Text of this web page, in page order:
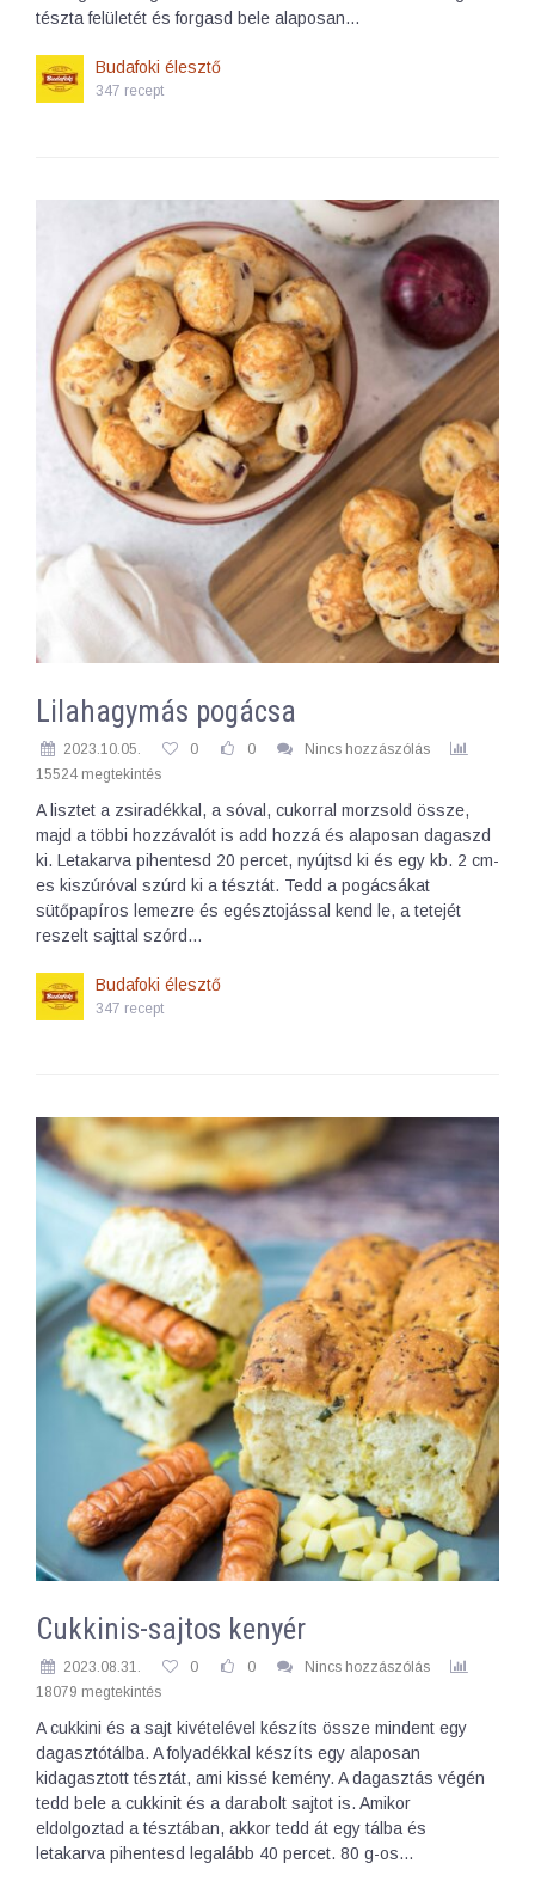
tészta felületét és forgasd bele alaposan…
Budafoki élesztő
347 recept
Lilahagymás pogácsa
2023.10.05. 0 0
Nincs hozzászólás
15524 megtekintés
A lisztet a zsiradékkal, a sóval, cukorral morzsold össze,
majd a többi hozzávalót is add hozzá és alaposan dagaszd
ki. Letakarva pihentesd 20 percet, nyújtsd ki és egy kb. 2 cm-
es kiszúróval szúrd ki a tésztát. Tedd a pogácsákat
sütőpapíros lemezre és egésztojással kend le, a tetejét
reszelt sajttal szórd…
Budafoki élesztő
347 recept
Cukkinis-sajtos kenyér
2023.08.31. 0 0
Nincs hozzászólás
18079 megtekintés
A cukkini és a sajt kivételével készíts össze mindent egy
dagasztótálba. A folyadékkal készíts egy alaposan
kidagasztott tésztát, ami kissé kemény. A dagasztás végén
tedd bele a cukkinit és a darabolt sajtot is. Amikor
eldolgoztad a tésztában, akkor tedd át egy tálba és
letakarva pihentesd legalább 40 percet. 80 g-os…